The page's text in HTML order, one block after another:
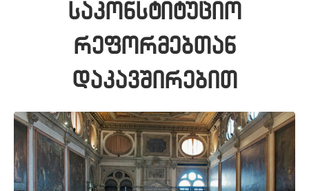
საკონსტიტუციო
რეფორმებთან
დაკავშირებით